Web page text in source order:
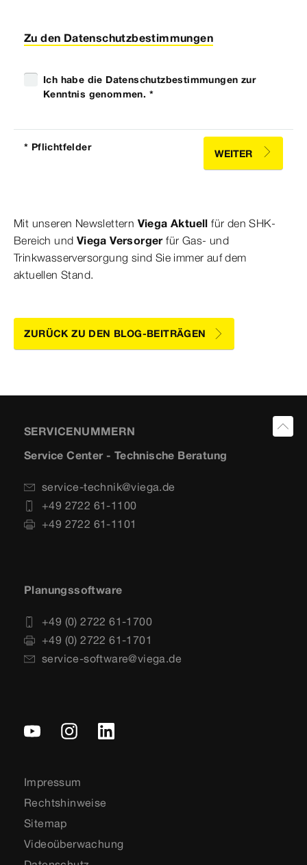
Zu den Datenschutzbestimmungen
Ich habe die Datenschutzbestimmungen zur
Kenntnis genommen. *
* Pflichtfelder
WEITER
Mit unseren Newslettern Viega Aktuell für den SHK-
Bereich und Viega Versorgerfür Gas- und
Trinkwasserversorgung sind Sie immer auf dem
aktuellen Stand.
ZURÜCK ZU DEN BLOG-BEITRÄGEN
SERVICENUMMERN
Service Center - Technische Beratung
service-technik@viega.de
+49 2722 61-1100
+49 2722 61-1101
Planungssoftware
+49 (0) 2722 61-1700
+49 (0) 2722 61-1701
service-software@viega.de
Impressum
Rechtshinweise
Sitemap
Videoüberwachung